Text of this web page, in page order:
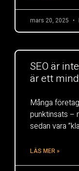
mars 20, 2025
SEO är
är ett
Många
punktinsats –
sedan vara
LÄS MER »